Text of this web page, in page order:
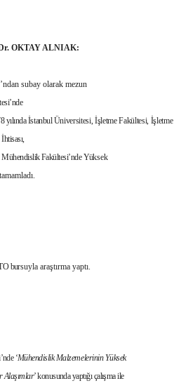
OKTAY ALNIAK:
subay olarak mezun
yılında İstanbulÜniversitesi, İşletme Fakültesi, İşletme
İhtisası,
Mühendislik Fakültesi’nde Yüksek
bursuyla araştırma yaptı.
‘Mühendislik Malzemelerinin Yüksek
Alaşım­lar’ konusunda yaptığı çalışma ile